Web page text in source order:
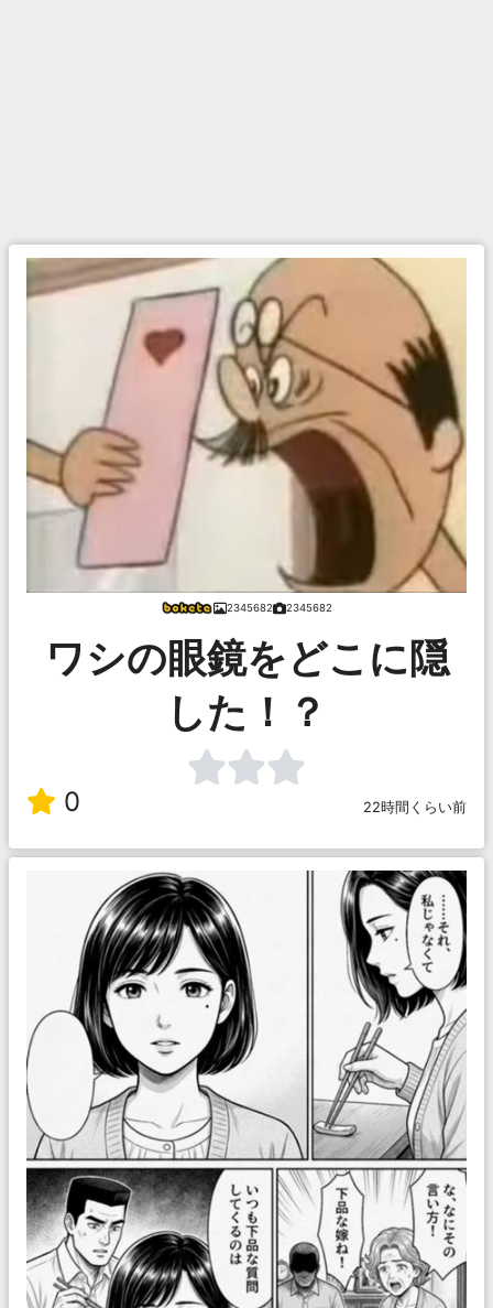
2345682 2345682
ワシの眼鏡をどこに隠
した！？
0 22時間くらい前